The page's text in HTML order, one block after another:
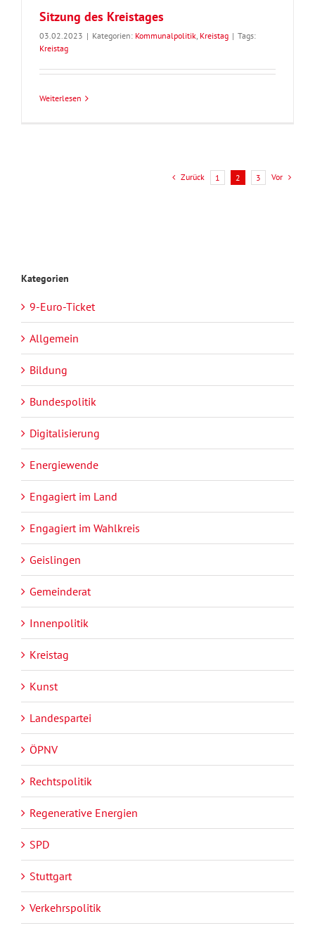
Sitzung des Kreistages
03.02.2023 | Kategorien: Kommunalpolitik, Kreistag | Tags:
Kreistag
Weiterlesen
Zurück 1 2 3 Vor
Kategorien
9-Euro-Ticket
Allgemein
Bildung
Bundespolitik
Digitalisierung
Energiewende
Engagiert im Land
Engagiert im Wahlkreis
Geislingen
Gemeinderat
Innenpolitik
Kreistag
Kunst
Landespartei
ÖPNV
Rechtspolitik
Regenerative Energien
SPD
Stuttgart
Verkehrspolitik